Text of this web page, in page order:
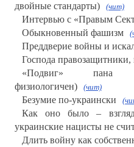
двойные стандарты)
(чит)
Интервью с «Правым
Обыкновенный фашизм
Преддверие войны и
Господа правозащитники,
«Подвиг» пана
физиологичен)
(чит)
Безумие по-украински
Как оно было –
украинские нацисты не
Длить войну как